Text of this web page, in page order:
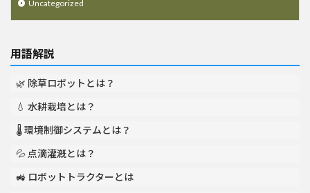
Uncategorized
用語解説
🌿 除草ロボットとは？
💧 水耕栽培とは？
🌡️ 環境制御システムとは？
💦 点滴灌漑とは？
🚜 ロボットトラクターとは